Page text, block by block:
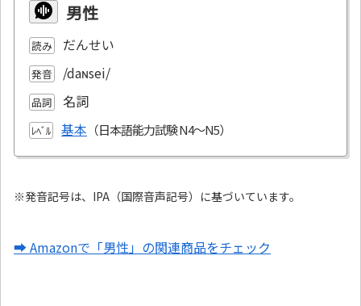
男性
読み だんせい
発音 /daɴsei/
品詞 名詞
ﾚﾍﾞﾙ 基本
※発音記号は、IPA（国際音声記号）に基づいています。
➡ Amazonで「男性」の関連商品をチェック